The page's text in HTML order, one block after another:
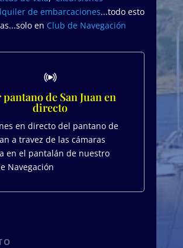
de embarcaciones...todo esto
en Club de Navegación
pantano de San Juan en
directo
en directo del pantano de
a travez de las cámaras
en el pantalán de nuestro
Navegación